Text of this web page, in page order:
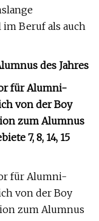
Beruf als auch
des Jahres
für Alumni-
von der Boy
zum Alumnus
7, 8, 14, 15
für Alumni-
von der Boy
zum Alumnus